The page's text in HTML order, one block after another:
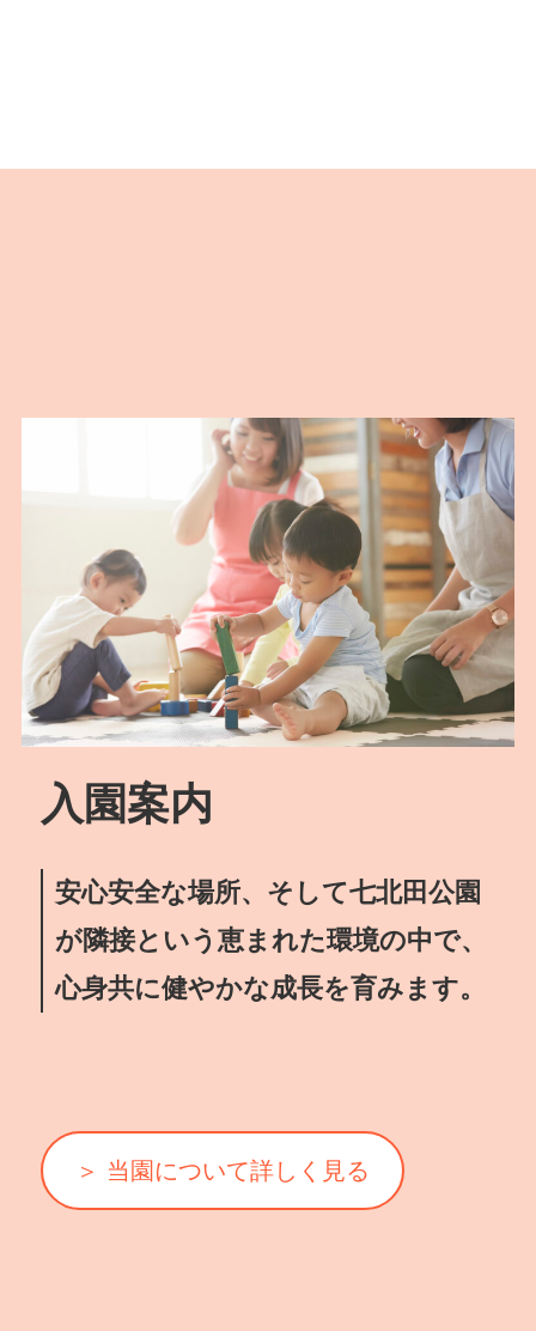
入園案内
安心安全な場所、そして七北田公園
が隣接という恵まれた環境の中で、
心身共に健やかな成長を育みます。
＞ 当園について詳しく見る